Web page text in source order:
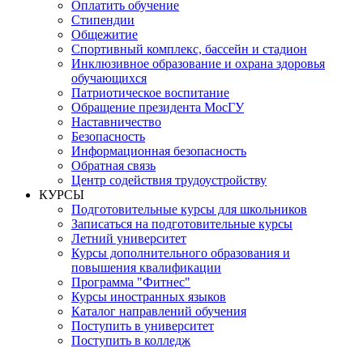
Оплатить обучение
Стипендии
Общежитие
Спортивный комплекс, бассейн и стадион
Инклюзивное образование и охрана здоровья
обучающихся
Патриотическое воспитание
Обращение президента МосГУ
Наставничество
Безопасность
Информационная безопасность
Обратная связь
Центр содействия трудоустройству
КУРСЫ
Подготовительные курсы для школьников
Записаться на подготовительные курсы
Летний университет
Курсы дополнительного образования и
повышения квалификации
Программа "Фитнес"
Курсы иностранных языков
Каталог направлений обучения
Поступить в университет
Поступить в колледж